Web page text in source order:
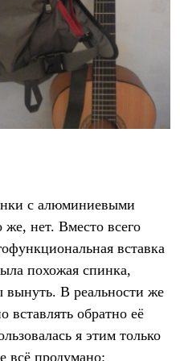
с алюминиевыми
же, нет. Вместо всего
вставка
похожая спинка,
В реальности же
вставлять обратно её
я этим только
всё продумано: